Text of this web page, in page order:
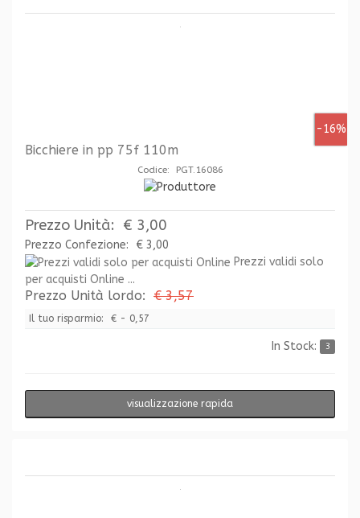
-16%
Bicchiere in pp 75f 110m
Codice: PGT.16086
Prezzo Unità: € 3,00
Prezzo Confezione:
€ 3,00
Prezzi validi solo
per acquisti Online ...
Prezzo Unità lordo: € 3,57
Il tuo risparmio: € - 0,57
In Stock: 3
visualizzazione rapida